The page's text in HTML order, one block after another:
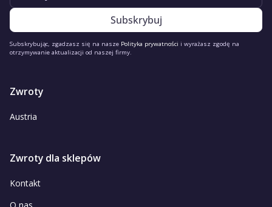
Subskrybując, zgadzasz się na nasze Polityka prywatności i wyrażasz zgodę na
otrzymywanie aktualizacji od naszej firmy.
Zwroty
Austria
Zwroty dla sklepów
Kontakt